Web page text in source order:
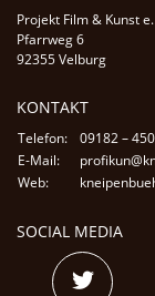
Projekt Film & Kunst
Pfarrweg 6
92355 Velburg
KONTAKT
Telefon:
09182 – 450
E-Mail:
Web:
SOCIAL MEDIA